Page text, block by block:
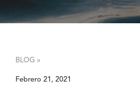
BLOG »
Febrero 21, 2021